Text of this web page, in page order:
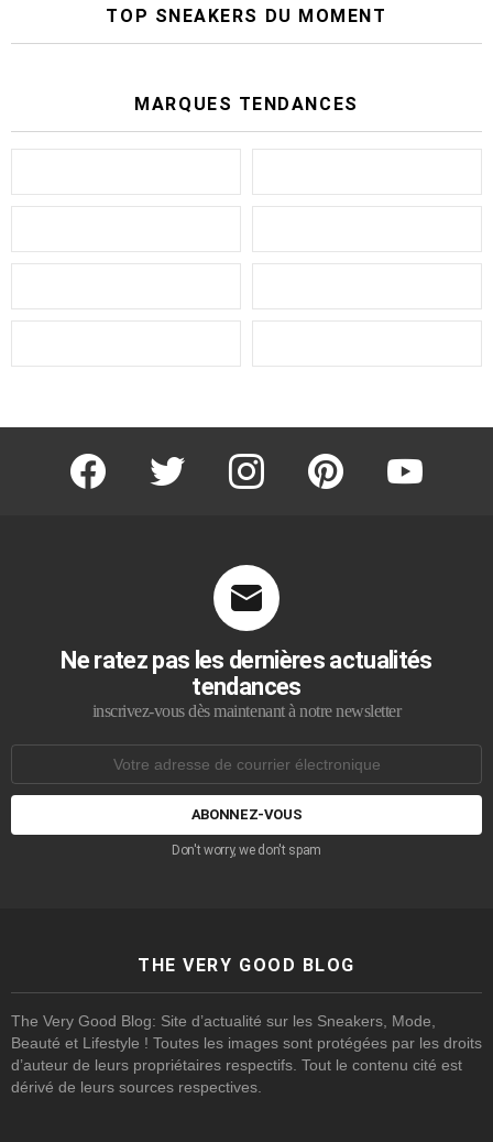
TOP SNEAKERS DU MOMENT
MARQUES TENDANCES
facebook twitter instagram pinterest youtube
Ne ratez pas les dernières actualités
tendances
inscrivez-vous dès maintenant à notre newsletter
courrier
Don't worry, we don't spam
THE VERY GOOD BLOG
The Very Good Blog: Site d’actualité sur les Sneakers, Mode,
Beauté et Lifestyle ! Toutes les images sont protégées par les droits
d’auteur de leurs propriétaires respectifs. Tout le contenu cité est
dérivé de leurs sources respectives.